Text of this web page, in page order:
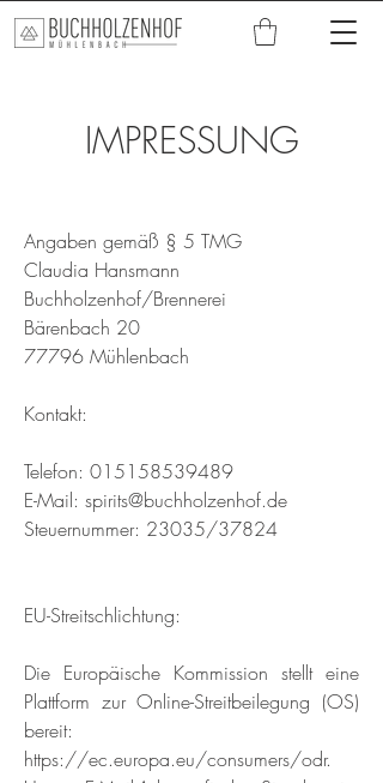
IMPRESSUNG
Angaben gemäß § 5 TMG
Claudia Hansmann
Buchholzenhof/Brennerei
Bärenbach 20
77796 Mühlenbach
Kontakt:
Telefon: 015158539489
E-Mail: spirits@buchholzenhof.de
Steuernummer: 23035/37824
EU-Streitschlichtung:
Die Europäische Kommission stellt eine
Plattform zur Online-Streitbeilegung (OS)
bereit:
https://ec.europa.eu/consumers/odr.